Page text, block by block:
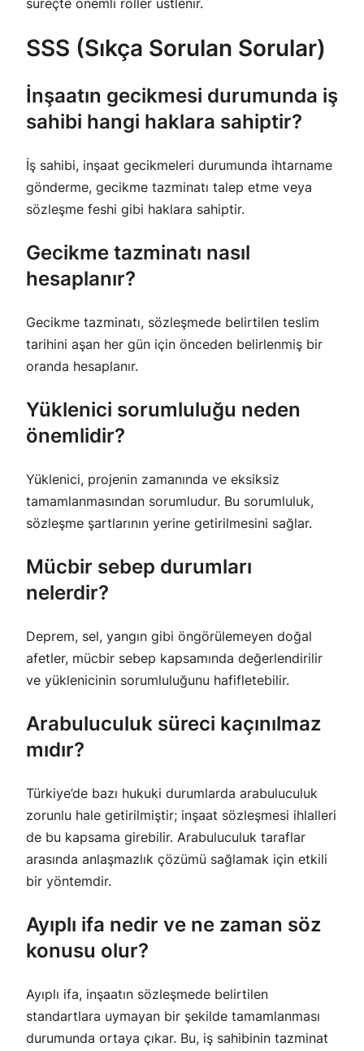
SSS (Sıkça Sorulan Sorular)
İnşaatın gecikmesi durumunda iş
sahibi hangi haklara sahiptir?
İş sahibi, inşaat gecikmeleri durumunda ihtarname
gönderme, gecikme tazminatı talep etme veya
sözleşme feshi gibi haklara sahiptir.
Gecikme tazminatı nasıl
hesaplanır?
Gecikme tazminatı, sözleşmede belirtilen teslim
tarihini aşan her gün için önceden belirlenmiş bir
oranda hesaplanır.
Yüklenici sorumluluğu neden
önemlidir?
Yüklenici, projenin zamanında ve eksiksiz
tamamlanmasından sorumludur. Bu sorumluluk,
sözleşme şartlarının yerine getirilmesini sağlar.
Mücbir sebep durumları
nelerdir?
Deprem, sel, yangın gibi öngörülemeyen doğal
afetler, mücbir sebep kapsamında değerlendirilir
ve yüklenicinin sorumluluğunu hafifletebilir.
Arabuluculuk süreci kaçınılmaz
mıdır?
Türkiye’de bazı hukuki durumlarda arabuluculuk
zorunlu hale getirilmiştir; inşaat sözleşmesi ihlalleri
de bu kapsama girebilir. Arabuluculuk taraflar
arasında anlaşmazlık çözümü sağlamak için etkili
bir yöntemdir.
Ayıplı ifa nedir ve ne zaman söz
konusu olur?
Ayıplı ifa, inşaatın sözleşmede belirtilen
standartlara uymayan bir şekilde tamamlanması
durumunda ortaya çıkar. Bu, iş sahibinin tazminat